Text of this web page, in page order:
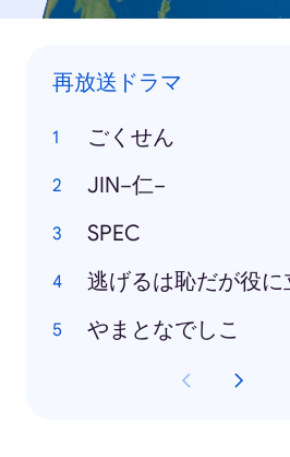
再放送ドラマ
ごくせん
JIN−仁−
SPEC
やまとなでしこ